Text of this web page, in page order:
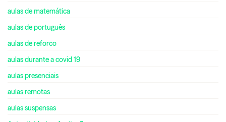
aulas de matemática
aulas de português
aulas de reforco
aulas durante a covid 19
aulas presenciais
aulas remotas
aulas suspensas